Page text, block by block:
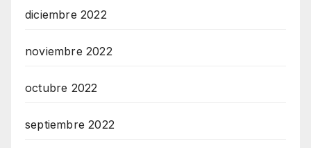
diciembre 2022
noviembre 2022
octubre 2022
septiembre 2022